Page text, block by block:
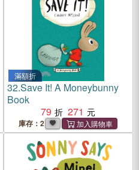
滿額折
32.Save It! A Moneybunny
Book
79
271
庫存：2